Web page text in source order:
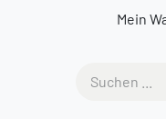
Mein